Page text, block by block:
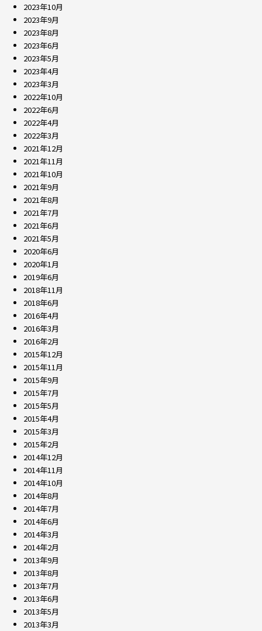
2023年10月
2023年9月
2023年8月
2023年6月
2023年5月
2023年4月
2023年3月
2022年10月
2022年6月
2022年4月
2022年3月
2021年12月
2021年11月
2021年10月
2021年9月
2021年8月
2021年7月
2021年6月
2021年5月
2020年6月
2020年1月
2019年6月
2018年11月
2018年6月
2016年4月
2016年3月
2016年2月
2015年12月
2015年11月
2015年9月
2015年7月
2015年5月
2015年4月
2015年3月
2015年2月
2014年12月
2014年11月
2014年10月
2014年8月
2014年7月
2014年6月
2014年3月
2014年2月
2013年9月
2013年8月
2013年7月
2013年6月
2013年5月
2013年3月